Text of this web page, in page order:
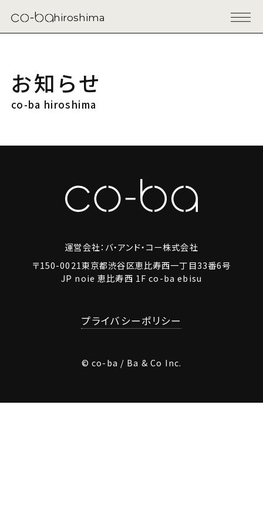
hiroshima
お知らせ
co-ba hiroshima
運営会社：バ・アンド・コー株式会社
〒150-0021東京都渋谷区恵比寿西一丁目33番6号
JP noie 恵比寿西 1F co-ba ebisu
プライバシーポリシー
© co-ba / Ba & Co Inc.